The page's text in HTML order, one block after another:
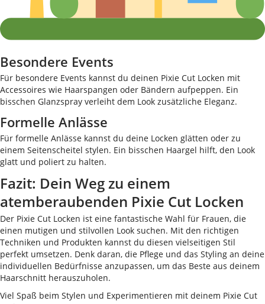
Besondere Events
Für besondere Events kannst du deinen Pixie Cut Locken mit
Accessoires wie Haarspangen oder Bändern aufpeppen. Ein
bisschen Glanzspray verleiht dem Look zusätzliche Eleganz.
Formelle Anlässe
Für formelle Anlässe kannst du deine Locken glätten oder zu
einem Seitenscheitel stylen. Ein bisschen Haargel hilft, den Look
glatt und poliert zu halten.
Fazit: Dein Weg zu einem
atemberaubenden Pixie Cut Locken
Der Pixie Cut Locken ist eine fantastische Wahl für Frauen, die
einen mutigen und stilvollen Look suchen. Mit den richtigen
Techniken und Produkten kannst du diesen vielseitigen Stil
perfekt umsetzen. Denk daran, die Pflege und das Styling an deine
individuellen Bedürfnisse anzupassen, um das Beste aus deinem
Haarschnitt herauszuholen.
Viel Spaß beim Stylen und Experimentieren mit deinem Pixie Cut